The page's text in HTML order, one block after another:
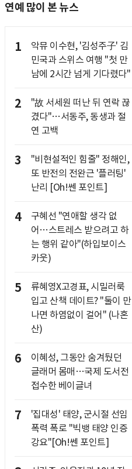
연예 많이 본 뉴스
1
악뮤 이수현, '김성주子' 김
민국과 스위스 여행 "첫 만
남에 2시간 넘게 기다렸다"
2
"故 서세원 떠난 뒤 연락 끊
겼다"…서동주, 동생과 절
연 고백
3
"비현설적인 힘줄" 정해인,
또 반전의 전완근 '플러팅'
난리 [Oh!쎈 포인트]
4
구혜선 "연애할 생각 없
어…스트레스 받으려고 하
는 행위 같아"(하입보이스
카웃)
5
류혜영X고경표, 시밀러룩
입고 산책 데이트? "둘이 만
나면 하염없이 걸어" (나혼
산)
6
이혜성, 그동안 숨겨뒀던
글래머 몸매…국제 도서전
접수한 베이글녀
7
'집대성' 태양, 군시절 선임
폭력 폭로 "빅뱅 태양 인증
강요"[Oh!쎈 포인트]